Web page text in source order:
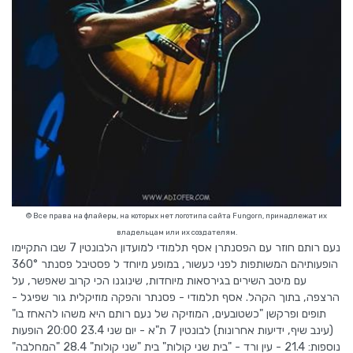
© Все права на флайеры, на которых нет логотипа сайта Fungorn, принадлежат их
владельцам или их создателям.
נעם רותם חוזר עם הפסנתרן אסף תלמודי למועדון הלבונטין 7 שבו התקיימו
הופעותיהם המשותפות לפני כעשור, במופע מיוחד ל פסטיבל פסנתר 360°
עם מיטב השירים בגירסאות מיוחדות, שינוגנו הכי קרוב שאפשר, על
הרצפה, בתוך הקהל. אסף תלמודי - פסנתר והפקה מוזיקלית גור שפיגל -
תופים ופרקשן "כשטובעים, המוזיקה של נעם רותם היא משהו להאחז בו"
(עינב שיף, ידיעות אחרונות) לבונטין 7 ת"א - יום שני 23.4 20:00 הופעות
נוספות: 21.4 - עין ורד - "בית שני קולות" בית "שני קולות" 28.4 "המחלבה"